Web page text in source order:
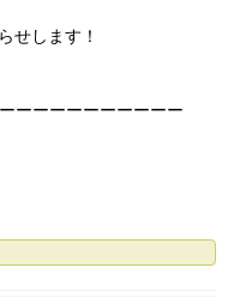
せします！
ーーーーーーーーーー